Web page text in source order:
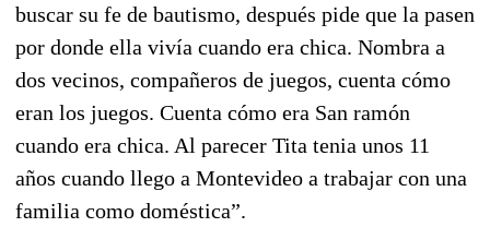
buscar su fe de bautismo, después pide que la pasen
por donde ella vivía cuando era chica. Nombra a
dos vecinos, compañeros de juegos, cuenta cómo
eran los juegos. Cuenta cómo era San ramón
cuando era chica. Al parecer Tita tenia unos 11
años cuando llego a Montevideo a trabajar con una
familia como doméstica”.